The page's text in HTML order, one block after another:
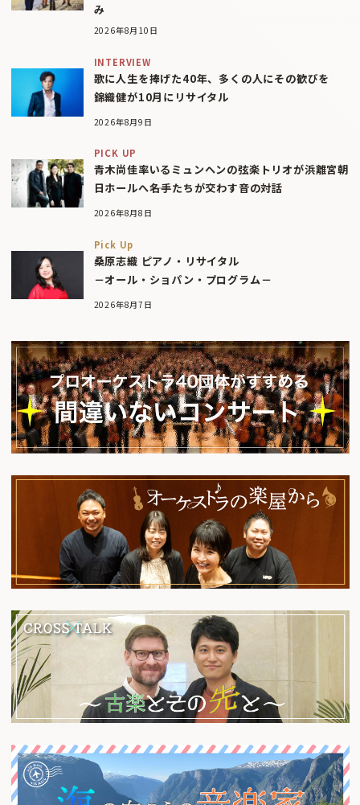
み
2026年8月10日
INTERVIEW
歌に人生を捧げた40年、多くの人にその歓びを
錦織健が10月にリサイタル
2026年8月9日
PICK UP
青木尚佳率いるミュンヘンの弦楽トリオが浜離宮朝
日ホールへ――名手たちが交わす音の対話
2026年8月8日
Pick Up
桑原志織 ピアノ・リサイタル
－オール・ショパン・プログラム－
2026年8月7日